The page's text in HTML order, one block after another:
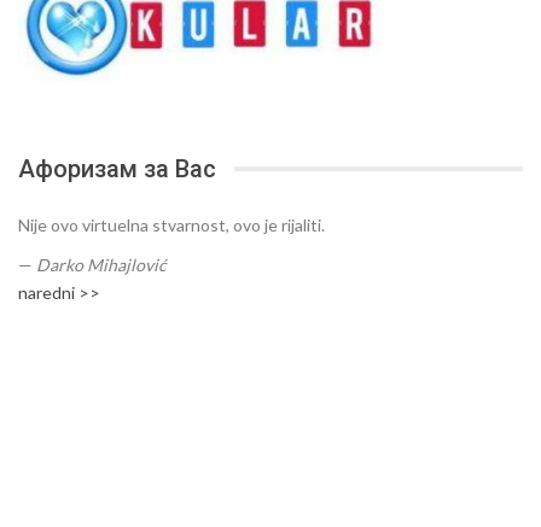
Афоризам за Вас
Nije ovo virtuelna stvarnost, ovo je rijaliti.
— Darko Mihajlović
naredni >>